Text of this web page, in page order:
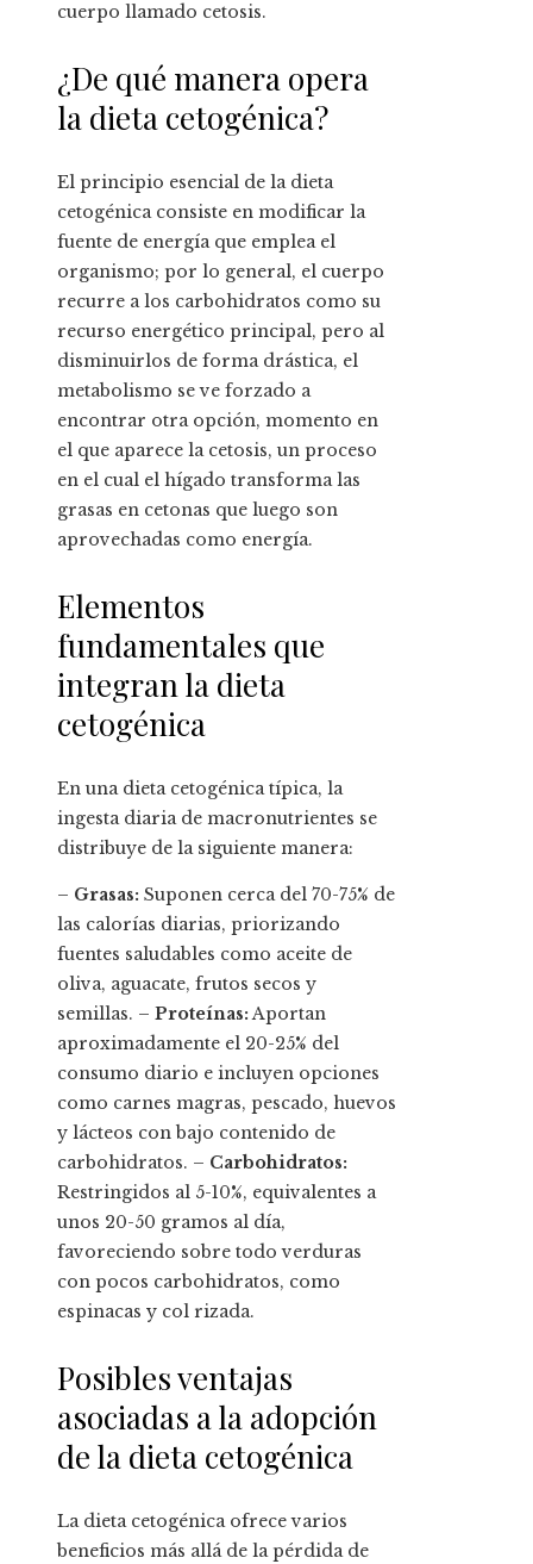
cuerpo llamado cetosis.
¿De qué manera opera
la dieta cetogénica?
El principio esencial de la dieta
cetogénica consiste en modificar la
fuente de energía que emplea el
organismo; por lo general, el cuerpo
recurre a los carbohidratos como su
recurso energético principal, pero al
disminuirlos de forma drástica, el
metabolismo se ve forzado a
encontrar otra opción, momento en
el que aparece la cetosis, un proceso
en el cual el hígado transforma las
grasas en cetonas que luego son
aprovechadas como energía.
Elementos
fundamentales que
integran la dieta
cetogénica
En una dieta cetogénica típica, la
ingesta diaria de macronutrientes se
distribuye de la siguiente manera:
– Grasas: Suponen cerca del 70-75% de
las calorías diarias, priorizando
fuentes saludables como aceite de
oliva, aguacate, frutos secos y
semillas. – Proteínas:Aportan
aproximadamente el 20-25% del
consumo diario e incluyen opciones
como carnes magras, pescado, huevos
y lácteos con bajo contenido de
carbohidratos. – Carbohidratos:
Restringidos al 5-10%, equivalentes a
unos 20-50 gramos al día,
favoreciendo sobre todo verduras
con pocos carbohidratos, como
espinacas y col rizada.
Posibles ventajas
asociadas a la adopción
de la dieta cetogénica
La dieta cetogénica ofrece varios
beneficios más allá de la pérdida de